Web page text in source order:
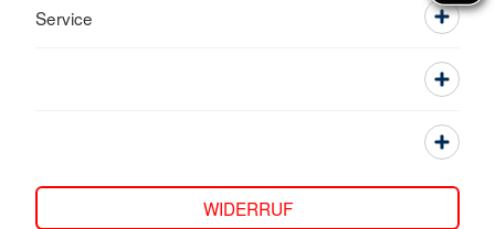
Service
WIDERRUF